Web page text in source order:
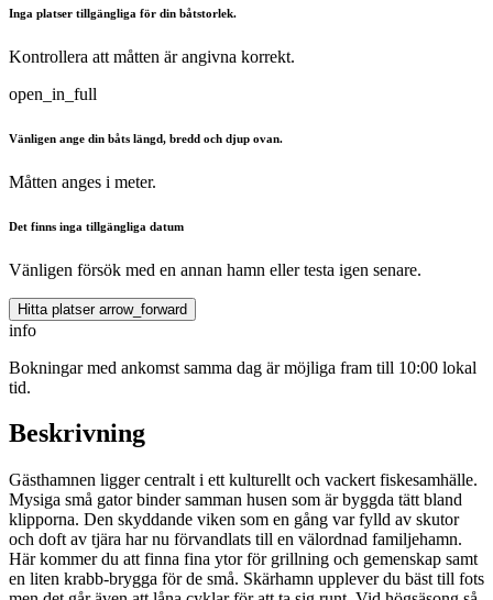
Inga platser tillgängliga för din båtstorlek.
Kontrollera att måtten är angivna korrekt.
open_in_full
Vänligen ange din båts längd, bredd och djup ovan.
Måtten anges i meter.
Det finns inga tillgängliga datum
Vänligen försök med en annan hamn eller testa igen senare.
Hitta platser arrow_forward
info
Bokningar med ankomst samma dag är möjliga fram till 10:00 lokal
tid.
Beskrivning
Gästhamnen ligger centralt i ett kulturellt och vackert fiskesamhälle.
Mysiga små gator binder samman husen som är byggda tätt bland
klipporna. Den skyddande viken som en gång var fylld av skutor
och doft av tjära har nu förvandlats till en välordnad familjehamn.
Här kommer du att finna fina ytor för grillning och gemenskap samt
en liten krabb-brygga för de små. Skärhamn upplever du bäst till fots